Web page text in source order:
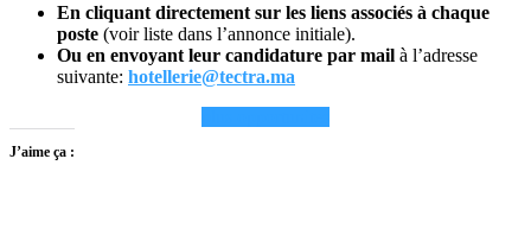
En cliquant directement sur les liens associés à chaque
poste (voir liste dans l’annonce initiale).
Ou en envoyant leur candidature par mail à l’adresse
suivante: hotellerie@tectra.ma
J’aime ça :